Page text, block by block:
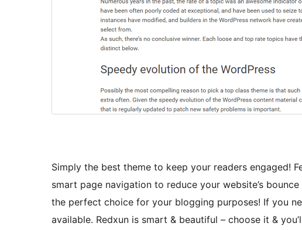
Simply the best theme to keep your readers engaged!
smart page navigation to reduce your website’s
the perfect choice for your blogging purposes! If you
available. Redxun is smart & beautiful – choose it &